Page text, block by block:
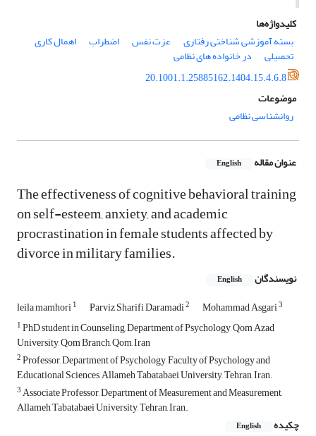
کلیدواژه‌ها
بسته آموزشی شناختی رفتاری
عزت نفس اضطراب اهمال کاری
تحصیلی
در خانواده های نظامی
20.1001.1.25885162.1404.15.4.6.8
موضوعات
روانشناسی نظامی
عنوان مقاله English
The effectiveness of cognitive behavioral training
on self-esteem, anxiety, and academic
procrastination in female students affected by
divorce in military families.
نویسندگان English
leila mamhori1 Parviz Sharifi Daramadi2 Mohammad Asgari3
1PhD student in Counseling, Department of Psychology, Qom Azad
University, Qom Branch, Qom, Iran
2Professor, Department of Psychology, Faculty of Psychology and
Educational Sciences, Allameh Tabatabaei University, Tehran, Iran.
3Associate Professor, Department of Measurement and Measurement,
Allameh Tabatabaei University, Tehran, Iran.
چکیده
English